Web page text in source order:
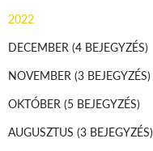
2022
DECEMBER (4 BEJEGYZÉS)
NOVEMBER (3 BEJEGYZÉS)
OKTÓBER (5 BEJEGYZÉS)
AUGUSZTUS (3 BEJEGYZÉS)